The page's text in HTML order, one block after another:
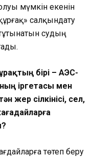
мүмкін екенін
салқындату
судың
бірі – АЭС-
іргетасы мен
жер сілкінісі, сел,
төтеп беру